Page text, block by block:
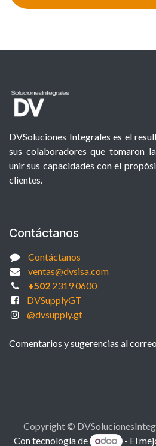
DVSoluciones Integrales es el
sus colaboradores que tomaron
unir sus capacidades con el
clientes.
Contáctanos
Contáctanos
ventas@dvsisa.com
+5022319 0600
DVSupplyGT
@dvsupply.gt
Comentarios y sugerencias al
Copyright ©
Con tecnología de - El